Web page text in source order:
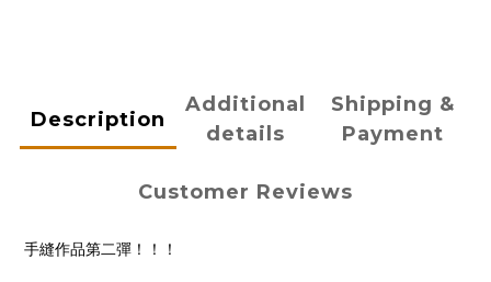
Description
Additional
details
Shipping &
Payment
Customer Reviews
手縫作品第二彈！！！